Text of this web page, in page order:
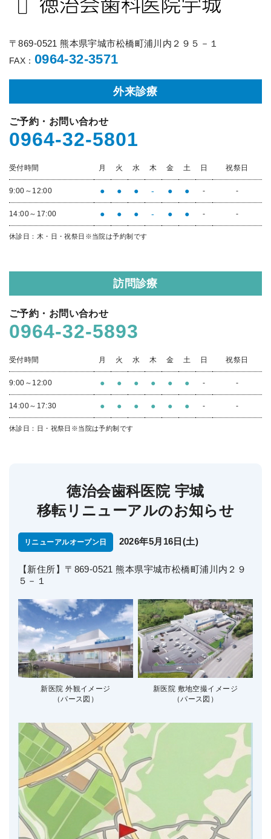
〒869-0521 熊本県宇城市松橋町浦川内２９５－１
FAX： 0964-32-3571
外来診療
ご予約・お問い合わせ
0964-32-5801
受付時間 月 火 水 木 金 土 日 祝祭日
9:00～12:00 ● ● ● - ● ● - -
14:00～17:00 ● ● ● - ● ● - -
休診日：木・日・祝祭日 ※当院は予約制です
訪問診療
ご予約・お問い合わせ
0964-32-5893
受付時間 月 火 水 木 金 土 日 祝祭日
9:00～12:00 ● ● ● ● ● ● - -
14:00～17:30 ● ● ● ● ● ● - -
休診日：日・祝祭日 ※当院は予約制です
徳治会歯科医院 宇城
移転リニューアルのお知らせ
リニューアルオープン日 2026年5月16日(土)
【新住所】〒869-0521 熊本県宇城市松橋町浦川内２９
５－１
新医院 外観イメージ
（パース図）
新医院 敷地空撮イメージ
（パース図）